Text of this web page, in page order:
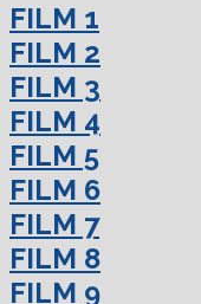
FILM 1
FILM 2
FILM 3
FILM 4
FILM 5
FILM 6
FILM 7
FILM 8
FILM 9